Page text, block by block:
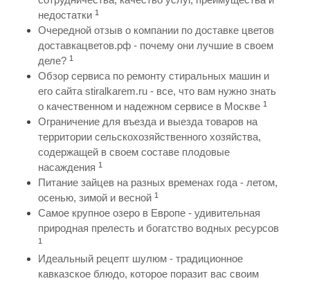
недостатки 1
Очередной отзыв о компании по доставке цветов
доставкацветов.рф - почему они лучшие в своем
деле? 1
Обзор сервиса по ремонту стиральных машин и
его сайта stiralkarem.ru - все, что вам нужно знать
о качественном и надежном сервисе в Москве 1
Ограничение для въезда и выезда товаров на
территории сельскохозяйственного хозяйства,
содержащей в своем составе плодовые
насаждения 1
Питание зайцев на разных временах года - летом,
осенью, зимой и весной 1
Самое крупное озеро в Европе - удивительная
природная прелесть и богатство водных ресурсов
1
Идеальный рецепт шулюм - традиционное
кавказское блюдо, которое поразит вас своим